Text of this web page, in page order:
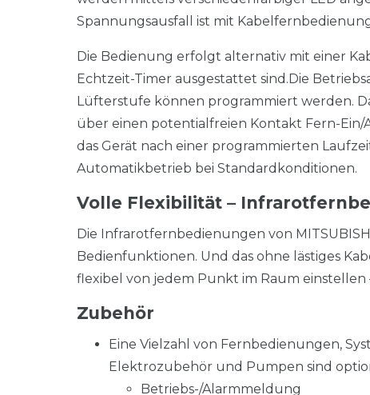
Spannungsausfall ist mit
Die Bedienung erfolgt alternativ mit einer
Echtzeit-Timer ausgestattet sind. Die
Lüfterstufe können programmiert werden.
über einen potentialfreien Kontakt Fern-
das Gerät nach einer programmierten
Automatikbetrieb bei Standardkonditionen.
Volle Flexibilität –
Die Infrarotfernbedienungen von
Bedienfunktionen. Und das ohne lästiges
flexibel von jedem Punkt im Raum
Zubehör
Eine Vielzahl von Fernbedienungen,
Elektrozubehör und Pumpen sind
Betriebs-/Alarmmeldung